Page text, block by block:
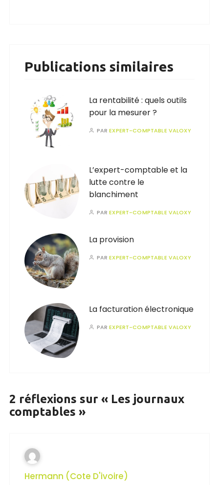
Publications similaires
La rentabilité : quels outils
pour la mesurer ?
PAREXPERT-COMPTABLE VALOXY
L’expert-comptable et la
lutte contre le
blanchiment
PAREXPERT-COMPTABLE VALOXY
La provision
PAREXPERT-COMPTABLE VALOXY
La facturation électronique
PAREXPERT-COMPTABLE VALOXY
2 réflexions sur « Les journaux
comptables »
Hermann (cote D'ivoire)